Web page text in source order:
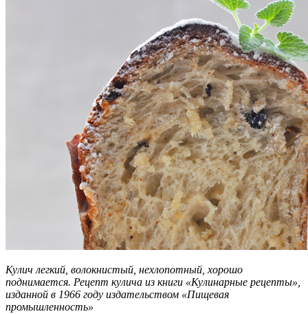
Кулич легкий, волокнистый, нехлопотный, хорошо
поднимается. Рецепт кулича из книги «Кулинарные рецепты»,
изданной в 1966 году издательством «Пищевая
промышленность»